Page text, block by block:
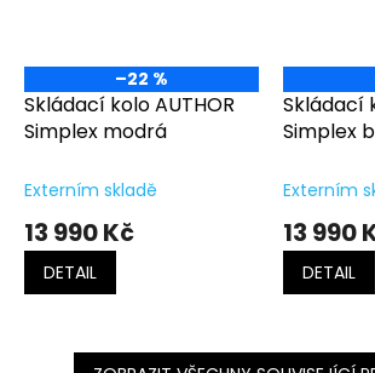
–22 %
Skládací kolo AUTHOR
Simplex modrá
Externím skladě
13 990 Kč
DETAIL
Skládací
Simplex
Externím
13 990
DETAIL